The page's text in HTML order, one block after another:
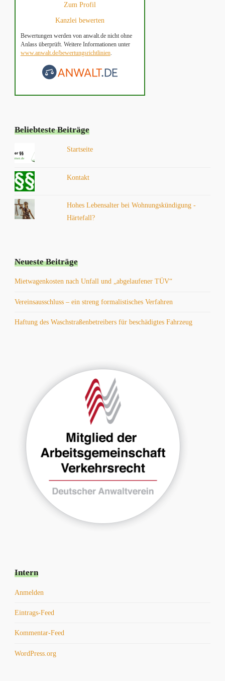
Zum Profil
Kanzlei bewerten
Bewertungen werden von anwalt.de nicht ohne
Anlass überprüft. Weitere Informationen unter
www.anwalt.de/bewertungsrichtlinien.
Beliebteste Beiträge
Startseite
Kontakt
Hohes Lebensalter bei Wohnungskündigung -
Härtefall?
Neueste Beiträge
Mietwagenkosten nach Unfall und „abgelaufener TÜV“
Vereinsausschluss – ein streng formalistisches Verfahren
Haftung des Waschstraßenbetreibers für beschädigtes Fahrzeug
Intern
Anmelden
Eintrags-Feed
Kommentar-Feed
WordPress.org